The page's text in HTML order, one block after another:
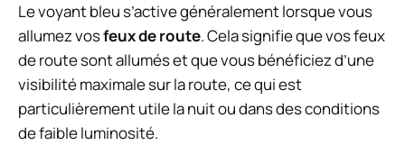
Le voyant bleu s’active généralement lorsque vous
allumez vosfeux de route. Cela signifie que vos feux
de route sont allumés et que vous bénéficiez d’une
visibilité maximale sur la route, ce qui est
particulièrement utile la nuit ou dans des conditions
de faible luminosité.